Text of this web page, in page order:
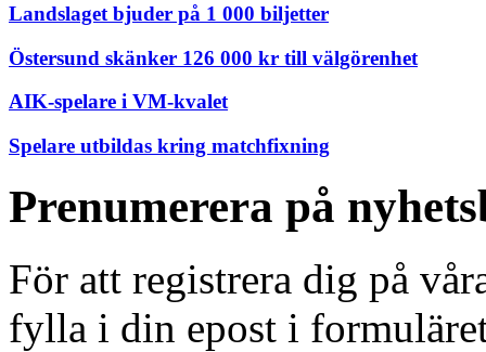
Landslaget bjuder på 1 000 biljetter
Östersund skänker 126 000 kr till välgörenhet
AIK-spelare i VM-kvalet
Spelare utbildas kring matchfixning
Prenumerera på
För att registrera dig på
fylla i din epost i